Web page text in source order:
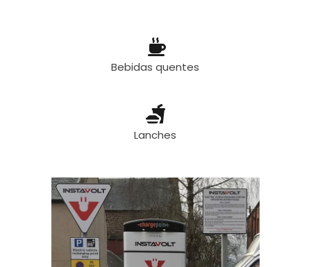
Bebidas quentes
Lanches